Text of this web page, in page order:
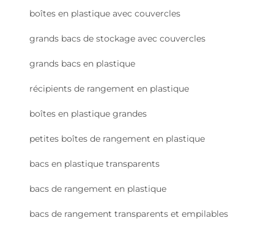
boîtes en plastique avec couvercles
grands bacs de stockage avec couvercles
grands bacs en plastique
récipients de rangement en plastique
boîtes en plastique grandes
petites boîtes de rangement en plastique
bacs en plastique transparents
bacs de rangement en plastique
bacs de rangement transparents et empilables